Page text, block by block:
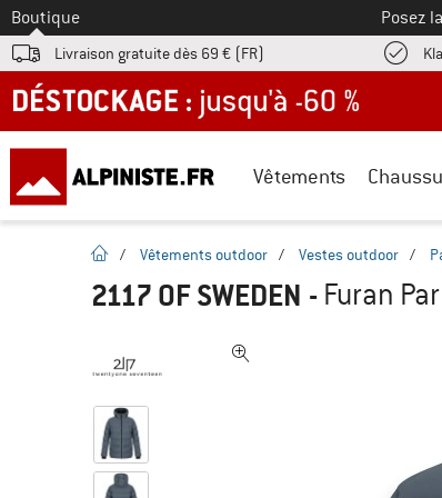
Vers le
Boutique Posez
Livraison gratuite dès 69 € (FR)
DÉSTOCKAGE : jusqu'à -60 %
Vêtements
Page d'accueil
/ Vêtements outdoor / Vestes outdoor /
2117 OF SWEDEN - Furan